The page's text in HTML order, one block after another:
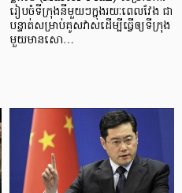
រៀបចំ​ទីក្រុង​នីមួយៗ​ក្នុង​រយៈ​ពេល​វែង ជា​
បន្ទាត់​សម្រាប់​គូស​វាស​ដើម្បី​ធ្វើ​ឲ្យ​ទីក្រុង​
មួយ​មាន​សោ…